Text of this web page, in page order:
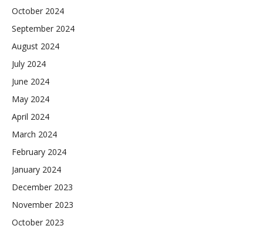
October 2024
September 2024
August 2024
July 2024
June 2024
May 2024
April 2024
March 2024
February 2024
January 2024
December 2023
November 2023
October 2023